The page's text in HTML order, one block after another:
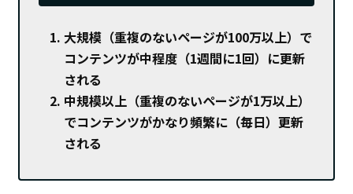
大規模（重複のないページが100万以上）で
コンテンツが中程度（1週間に1回）に更新
される
中規模以上（重複のないページが1万以上）
でコンテンツがかなり頻繁に（毎日）更新
される